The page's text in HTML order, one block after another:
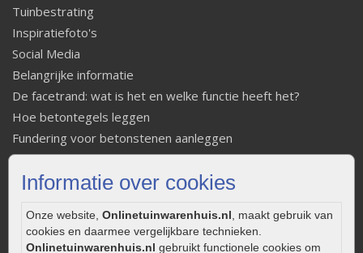
Informatie over cookies
Onze website, Onlinetuinwarenhuis.nl, maakt gebruik van
cookies en daarmee vergelijkbare technieken.
Onlinetuinwarenhuis.nl gebruikt functionele cookies om
Tuinbestrating
Inspiratiefoto's
Social Media
Belangrijke informatie
De facetrand: wat is het en welke functie heeft het?
Hoe betontegels leggen
Fundering voor betonstenen aanleggen
Welke tuinstijl past bij mij
Strakke tuin inrichten
Onderhoud van gebakken bestrating
Aanlegtips voor gebakken bestrating